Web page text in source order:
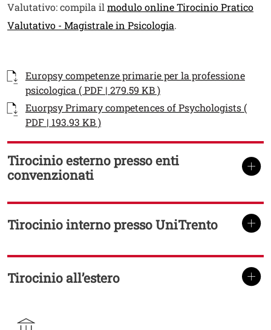
Valutativo: compila ilmodulo online Tirocinio Pratico
Valutativo - Magistrale in Psicologia.
Documenti
Documento
Europsy competenze primarie per la professione
psicologica ( PDF | 279.59 KB )
Documento
Euorpsy Primary competences of Psychologists (
PDF | 193.93 KB )
TITOLO
Tirocinio esterno presso enti
convenzionati
TITOLO
Tirocinio interno presso UniTrento
TITOLO
Tirocinio all’estero